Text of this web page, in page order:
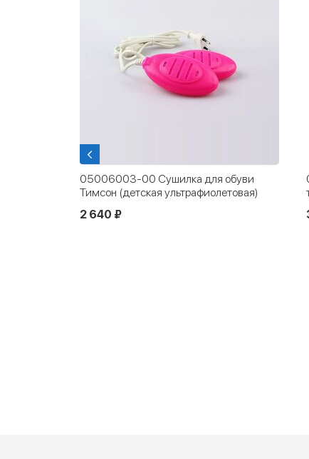
05002019-00 Щетка для обуви
тройная
300 ₽